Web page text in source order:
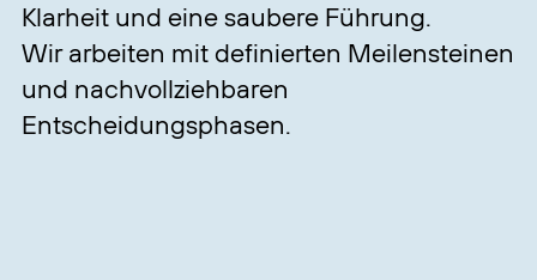
Klarheit und eine saubere Führung.
Wir arbeiten mit definierten Meilensteinen
und nachvollziehbaren
Entscheidungsphasen.